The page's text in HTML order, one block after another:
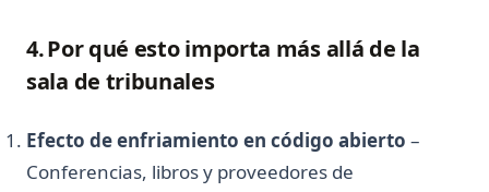
4. Por qué esto importa más allá de la
sala de tribunales
Efecto de enfriamiento en código abierto –
Conferencias, libros y proveedores de